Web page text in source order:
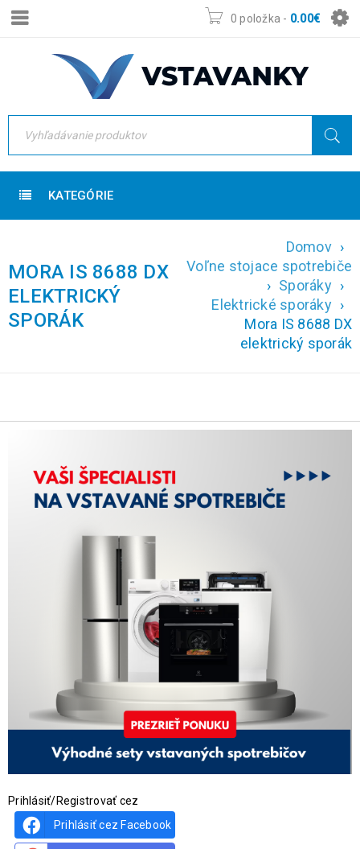
0 položka - 0.00€
KATEGÓRIE
MORA IS 8688 DX
ELEKTRICKÝ
SPORÁK
Domov ›
Voľne stojace spotrebiče
› Sporáky ›
Elektrické sporáky ›
Mora IS 8688 DX
elektrický sporák
Prihlásiť/Registrovať cez
Prihlásiť cez Facebook